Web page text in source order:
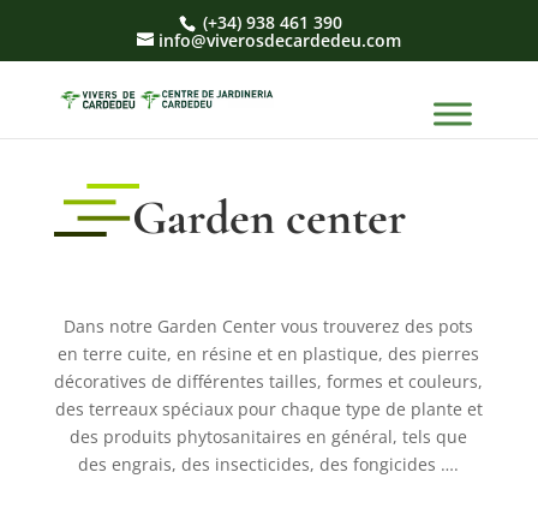
(+34) 938 461 390
info@viverosdecardedeu.com
Garden center
Dans notre Garden Center vous trouverez des pots
en terre cuite, en résine et en plastique, des pierres
décoratives de différentes tailles, formes et couleurs,
des terreaux spéciaux pour chaque type de plante et
des produits phytosanitaires en général, tels que
des engrais, des insecticides, des fongicides ….